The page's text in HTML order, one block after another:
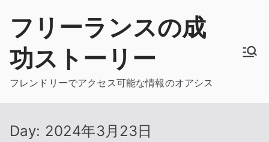
フリーランスの成
功ストーリー
フレンドリーでアクセス可能な情報のオアシス
Day: 2024年3月23日